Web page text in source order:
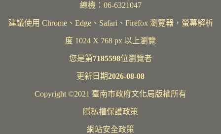
總機：06-6321047
建議使用 Chrome、Edge、Safari、Firefox 瀏覽器，螢幕解析
度 1024 X 768 px 以上瀏覽
您是第7185598位瀏覽者
更新日期2026-08-08
Copyright ©2021 臺南市政府文化局版權所有
隱私權保護政策
網站安全政策